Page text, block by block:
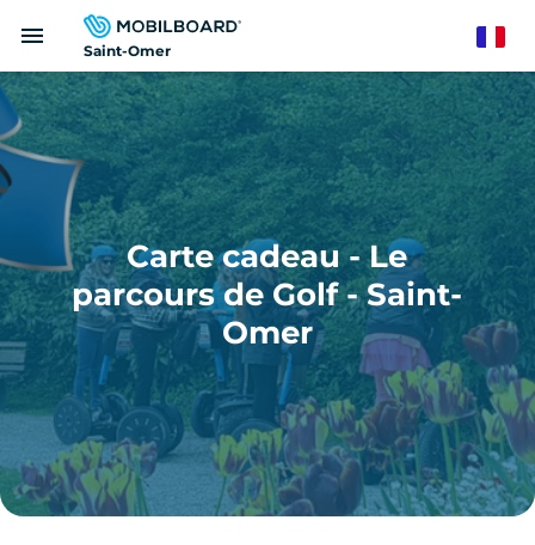
principal
Saint-Omer
menu
Carte cadeau - Le
parcours de Golf - Saint-
Omer